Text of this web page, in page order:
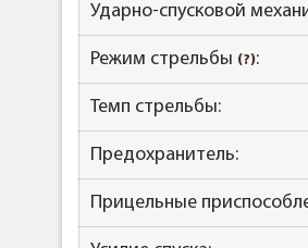
Ударно-спусковой
Режим стрельбы (?):
Темп стрельбы:
Предохранитель:
Прицельные